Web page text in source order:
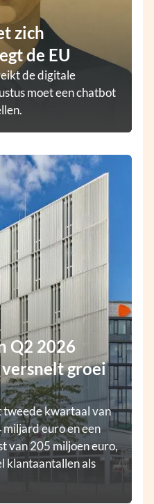
zich
de EU
de digitale
moet een chatbot
Q2 2026
groei
tweede kwartaal van
euro en een
van 205 miljoen euro,
klantaantallen als